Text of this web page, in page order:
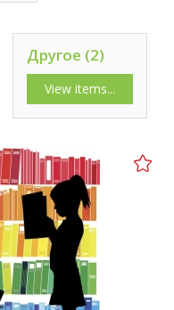
Другое (2)
View items...